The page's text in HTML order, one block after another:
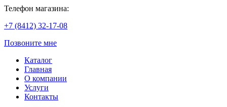
Телефон магазина:
+7 (8412) 32-17-08
Позвоните мне
Каталог
Главная
О компании
Услуги
Контакты